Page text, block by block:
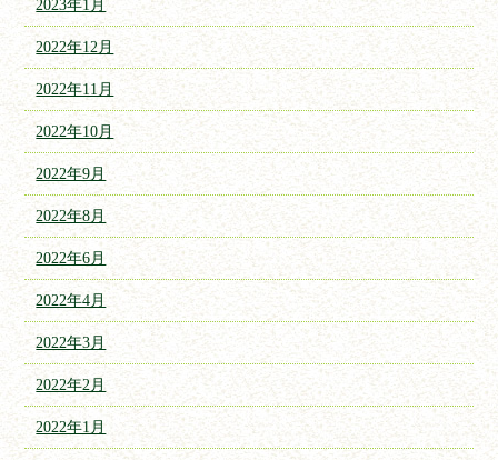
2023年1月
2022年12月
2022年11月
2022年10月
2022年9月
2022年8月
2022年6月
2022年4月
2022年3月
2022年2月
2022年1月